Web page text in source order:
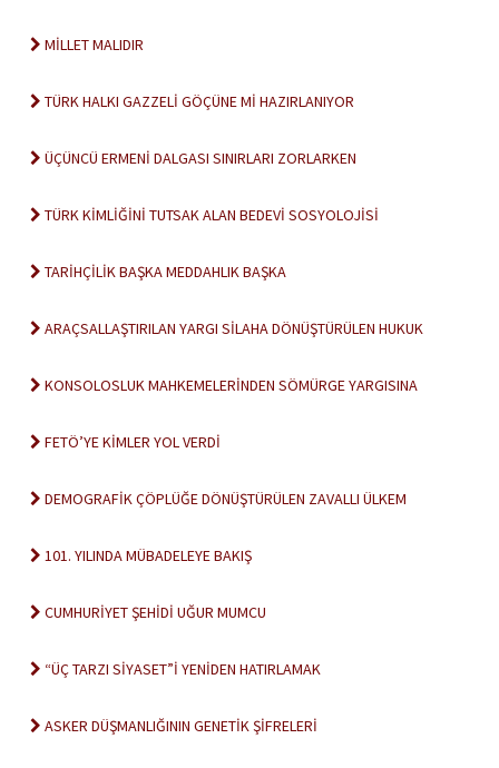
MİLLET MALIDIR
TÜRK HALKI GAZZELİ GÖÇÜNE Mİ HAZIRLANIYOR
ÜÇÜNCÜ ERMENİ DALGASI SINIRLARI ZORLARKEN
TÜRK KİMLİĞİNİ TUTSAK ALAN BEDEVİ SOSYOLOJİSİ
TARİHÇİLİK BAŞKA MEDDAHLIK BAŞKA
ARAÇSALLAŞTIRILAN YARGI SİLAHA DÖNÜŞTÜRÜLEN HUKUK
KONSOLOSLUK MAHKEMELERİNDEN SÖMÜRGE YARGISINA
FETÖ’YE KİMLER YOL VERDİ
DEMOGRAFİK ÇÖPLÜĞE DÖNÜŞTÜRÜLEN ZAVALLI ÜLKEM
101. YILINDA MÜBADELEYE BAKIŞ
CUMHURİYET ŞEHİDİ UĞUR MUMCU
“ÜÇ TARZI SİYASET”İ YENİDEN HATIRLAMAK
ASKER DÜŞMANLIĞININ GENETİK ŞİFRELERİ